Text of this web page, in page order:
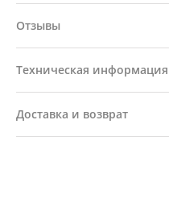
Отзывы
Техническая информация
Доставка и возврат